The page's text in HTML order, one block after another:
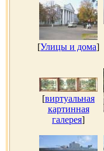
[Улицы и дома]
[виртуальная
картинная
галерея]